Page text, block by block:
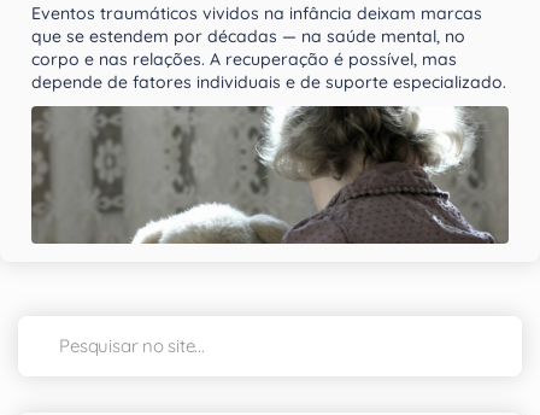
Eventos traumáticos vividos na infância deixam marcas
que se estendem por décadas — na saúde mental, no
corpo e nas relações. A recuperação é possível, mas
depende de fatores individuais e de suporte especializado.